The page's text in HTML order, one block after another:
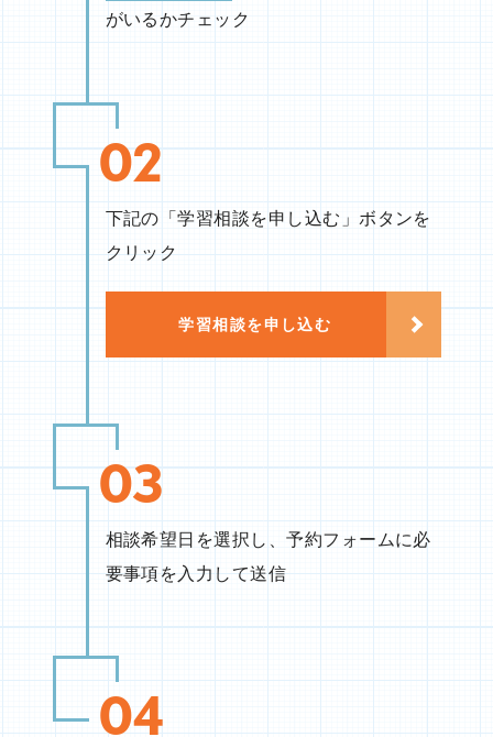
がいるかチェック
02
下記の「学習相談を申し込む」ボタンを
クリック
学習相談を申し込む
03
相談希望日を選択し、予約フォームに必
要事項を入力して送信
04